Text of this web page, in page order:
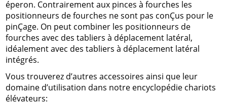
éperon. Contrairement aux pinces à fourches les
positionneurs de fourches ne sont pas conÇus pour le
pinÇage. On peut combiner les positionneurs de
fourches avec des tabliers à déplacement latéral,
idéalement avec des tabliers à déplacement latéral
intégrés.
Vous trouverez d’autres accessoires ainsi que leur
domaine d’utilisation dans notre encyclopédie chariots
élévateurs: